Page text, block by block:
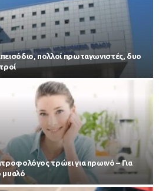
πολλοί πρωταγωνιστές, δυο
τρώει για πρωινό – Για
μυαλό